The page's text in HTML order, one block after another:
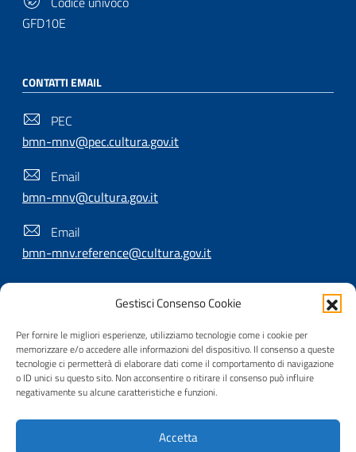
Gestisci Consenso Cookie
Per fornire le migliori esperienze, utilizziamo tecnologie come i cookie per
memorizzare e/o accedere alle informazioni del dispositivo. Il consenso a queste
tecnologie ci permetterà di elaborare dati come il comportamento di navigazione
o ID unici su questo sito. Non acconsentire o ritirare il consenso può influire
negativamente su alcune caratteristiche e funzioni.
Accetta
GFD10E
CONTATTI EMAIL
PEC
bmn-mnv@pec.cultura.gov.it
Email
bmn-mnv@cultura.gov.it
Email
bmn-mnv.reference@cultura.gov.it
Useful Links Section
Privacy | Cookie policy | Contatti |
accessibilità | Crediti | Nota di copyright | Realizzato da